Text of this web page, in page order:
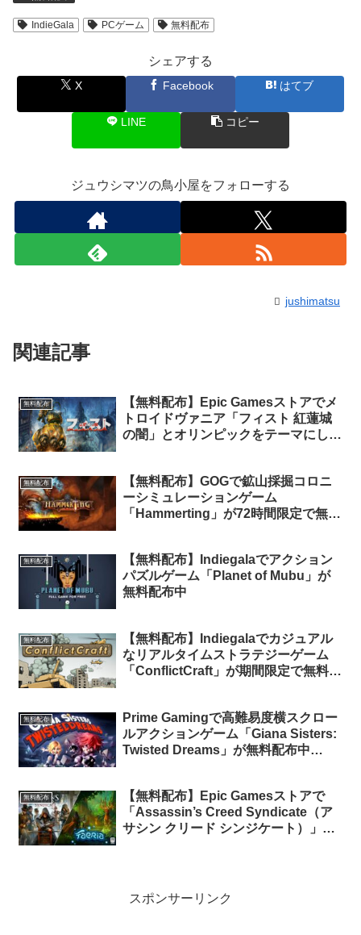
IndieGala PCゲーム 無料配布
シェアする
X Facebook はてブ
LINE コピー
ジュウシマツの鳥小屋をフォローする
jushimatsu
関連記事
無料配布
【無料配布】Epic Gamesストアでメ
トロイドヴァニア「フィスト 紅蓮城
の闇」とオリンピックをテーマにした
料配布中
無料配布
【無料配布】GOGで鉱山採掘コロニ
ーシミュレーションゲーム
「Hammerting」が72時間限定で無料
無料配布
【無料配布】Indiegalaでアクション
パズルゲーム「Planet of Mubu」が
無料配布中
無料配布
【無料配布】Indiegalaでカジュアル
なリアルタイムストラテジーゲーム
「ConflictCraft」が期間限定で無料配
無料配布
Prime Gamingで高難易度横スクロー
ルアクションゲーム「Giana Sisters:
Twisted Dreams」が無料配布中
無料配布
【無料配布】Epic Gamesストアで
「Assassin’s Creed Syndicate（ア
サシン クリード シンジケート）」と
スポンサーリンク